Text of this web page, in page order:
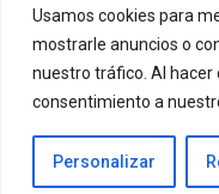
Usamos cookies para
mostrarle anuncios o
nuestro tráfico. Al hacer
consentimiento a
Personalizar
Casa o chalet
vis...
3 BD 2 BA 130 m
Listings
ES